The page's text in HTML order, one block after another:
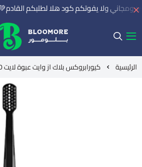
ومجاني ولا يفوتكم كود هلا لطلبكم القادم💚
بلومور | BLOOMORE
الرئيسية كيورابروكس بلاك از وايت عبوة لايت 10 مل